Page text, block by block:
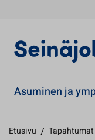
Asuminen ja
Etusivu / Tapahtumat